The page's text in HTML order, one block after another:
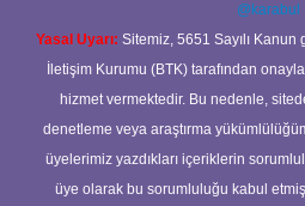
@karabul
Yasal Uyarı: Sitemiz, 5651 Sayılı
İletişim Kurumu (BTK) tarafından
hizmet vermektedir. Bu nedenle,
denetleme veya araştırma
üyelerimiz yazdıkları içeriklerin
üye olarak bu sorumluluğu kabul